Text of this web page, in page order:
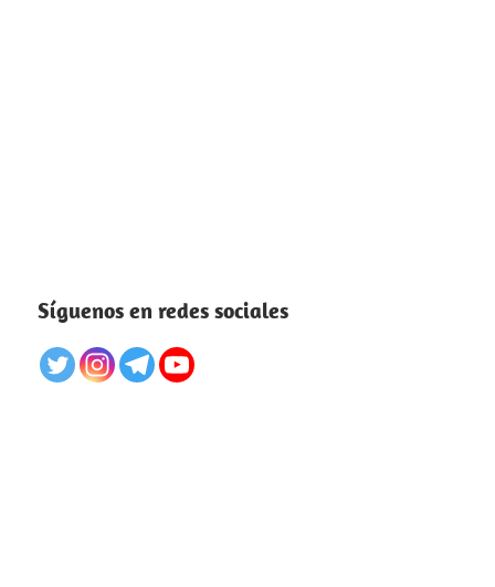
Síguenos en redes sociales